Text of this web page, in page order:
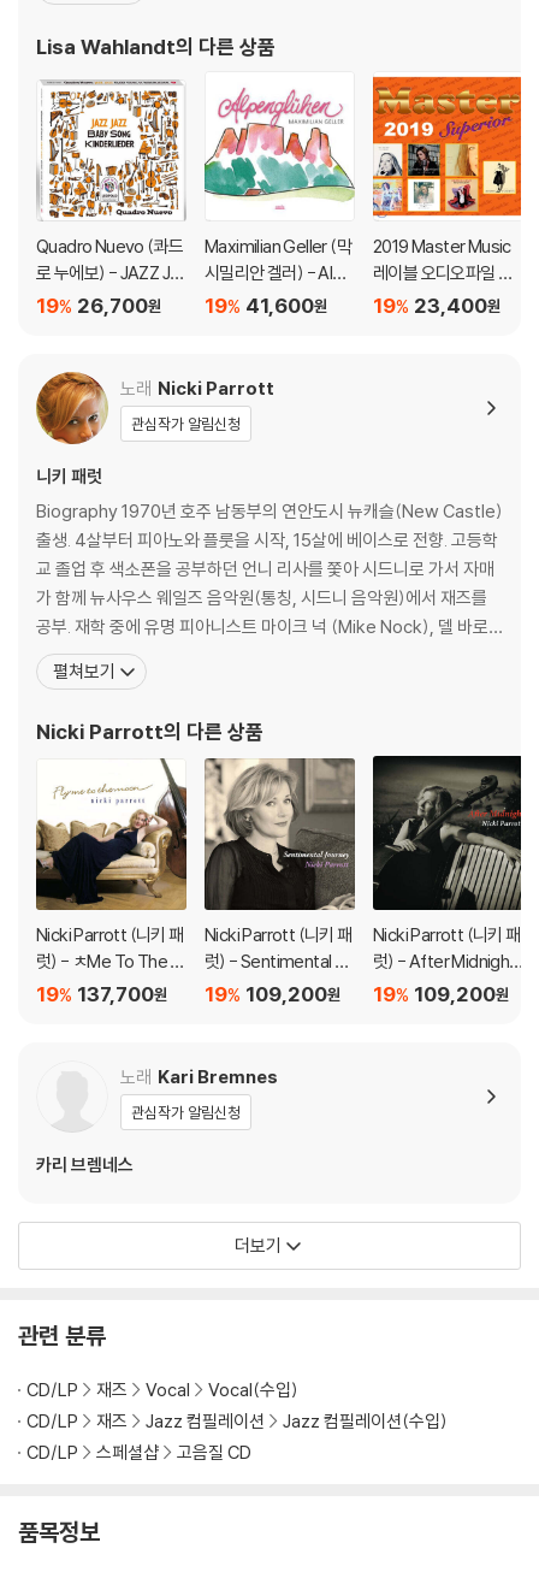
후 리사는 고국을 비롯하여 영미권 나라에
Lisa Wahlandt의 다른 상품
Quadro Nuevo (콰드
로 누에보) - JAZZ JA
ZZ BABY SONG (재
26,700원
19%
Maximilian Geller (막
시밀리안 겔러) - Alpe
ngluhen [LP]
41,600원
19%
2019 Master Music
레이블 오디오파일 샘
플러 (Master Superi
23,400원
19%
노래 Nicki Parrott
관심작가 알림신청
니키 패럿
Biography 1970년 호주 남동부의 연안도시 뉴캐슬(New Castle)
출생. 4살부터 피아노와 플룻을 시작, 15살에 베이스로 전향. 고등학
교 졸업 후 색소폰을 공부하던 언니 리사를 쫓아 시드니로 가서 자매
가 함께 뉴사우스 웨일즈 음악원(통칭, 시드니 음악원)에서 재즈를
공부. 재학 중에 유명 피아니스트 마이크 넉 (Mike Nock), 델 바로
우(DALE BARLOW), 폴 그라보우스키(Paul Grabowsky), 버니
맥건( Bernie McGann), 존 포쉐(Jon Fosse)가 결성한 텐 파트 인
펼쳐보기
Nicki Parrott의 다른 상품
Nicki Parrott (니키 패
럿) - ㅊMe To The M
oon [2LP]137,700원
19%
Nicki Parrott (니키 패
럿) - Sentimental Jo
urney [2LP]
109,200원
19%
Nicki Parrott (니키 패
럿) - After Midnight
[2LP] 109,200원
19%
노래 Kari Bremnes
관심작가 알림신청
카리 브렘네스
더보기
관련 분류
CD/LP 재즈 Vocal
Vocal(수입)
CD/LP
재즈 Jazz 컴필레이션
Jazz 컴필레이션(수입)
CD/LP
스페셜샵 고음질 CD
품목정보